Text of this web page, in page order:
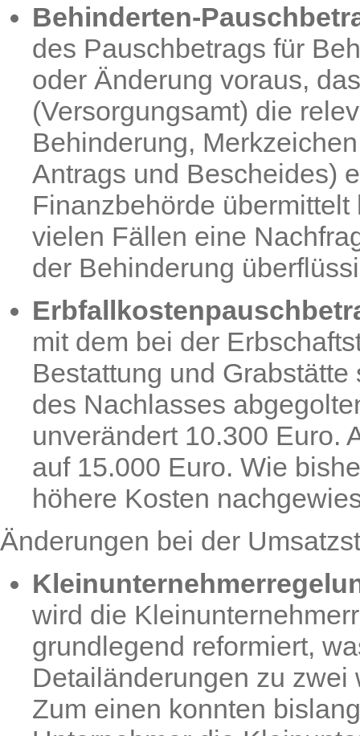
Behinderten-
des Pauschbetrags für
oder Änderung voraus,
(Versorgungsamt) die
Behinderung,
Antrags und Bescheides)
Finanzbehörde
vielen Fällen eine
der Behinderung
mit dem bei der
Bestattung und
des Nachlasses
unverändert 10.300 Euro.
auf 15.000 Euro. Wie
höhere Kosten
Änderungen bei der
wird die
grundlegend reformiert,
Detailänderungen zu
Zum einen konnten